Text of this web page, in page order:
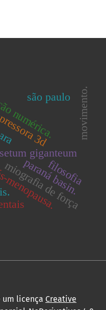
3d
numérica.
giganteum
miografia de força
movimento.
paraná basin.
filosofia
são paulo
um licença Creative